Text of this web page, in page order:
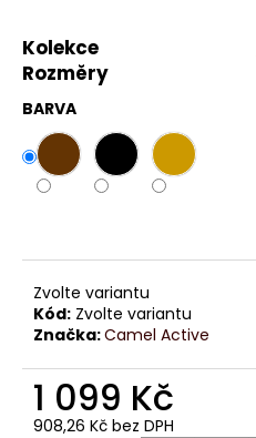
Kolekce
Rozměry
BARVA
Zvolte variantu
Kód: Zvolte variantu
Značka:Camel Active
1 099 Kč
908,26 Kč bez DPH
D
o
o
r
u
e
m
e